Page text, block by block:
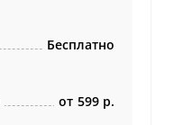
Бесплатно
от 599 р.